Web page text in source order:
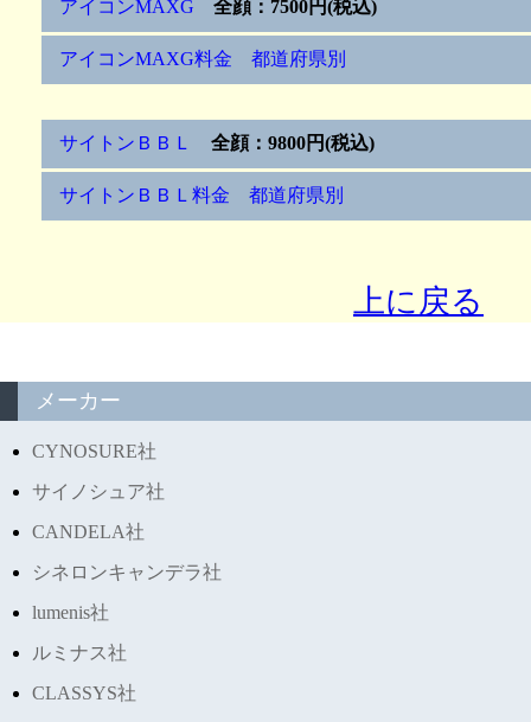
アイコンMAXG 全顔：7500円(税込)
アイコンMAXG料金 都道府県別
サイトンＢＢＬ 全顔：9800円(税込)
サイトンＢＢＬ料金 都道府県別
上に戻る
メーカー
CYNOSURE社
サイノシュア社
CANDELA社
シネロンキャンデラ社
lumenis社
ルミナス社
CLASSYS社